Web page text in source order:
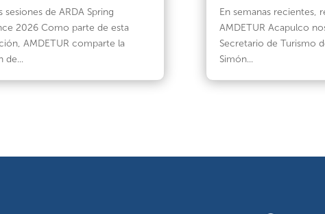
sesiones de ARDA Spring
2026 Como parte de esta
AMDETUR comparte la
de...
En semanas recientes,
AMDETUR Acapulco
Secretario de Turismo
Simón...